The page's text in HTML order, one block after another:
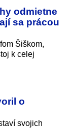
odmietne
sa prácou
Šiškom,
k celej
o
svojich